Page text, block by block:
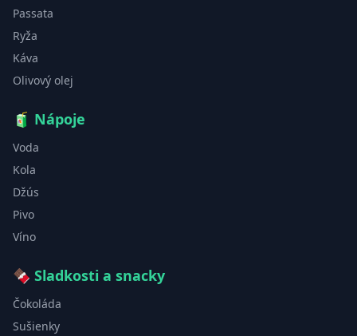
Passata
Ryža
Káva
Olivový olej
🧃 Nápoje
Voda
Kola
Džús
Pivo
Víno
🍫 Sladkosti a snacky
Čokoláda
Sušienky